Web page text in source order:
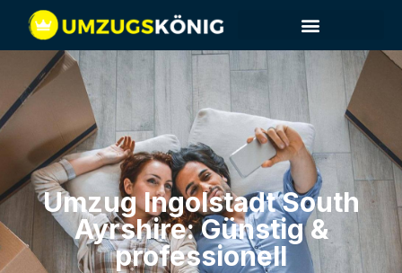
Umzug Ingolstadt​ South
Ayrshire: Günstig &
professionell​